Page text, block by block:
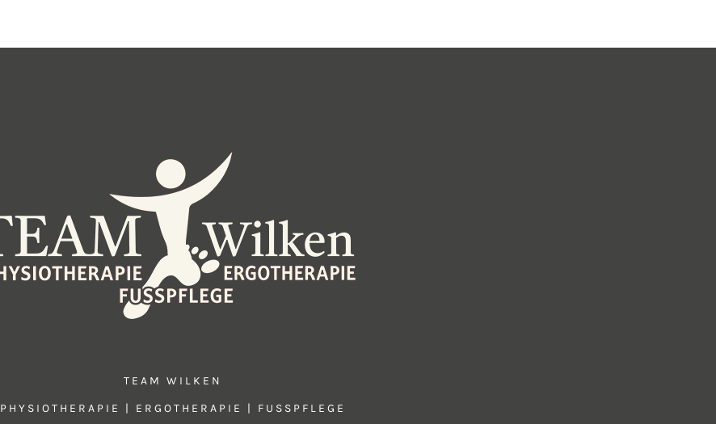
TEAM WILKEN
PHYSIOTHERAPIE | ERGOTHERAPIE | FUSSPFLEGE